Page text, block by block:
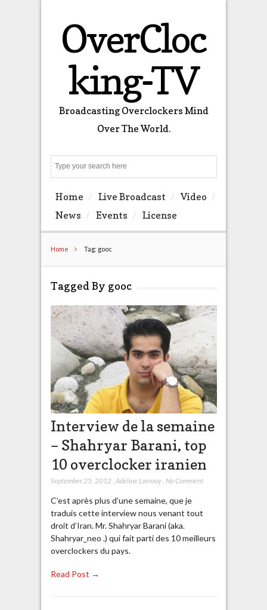
OverCloc
king-TV
Broadcasting Overclockers Mind
Over The World.
Home Live Broadcast
Video
News
Events License
Home Tag: gooc
Tagged By gooc
Interview de la semaine
– Shahryar Barani, top
10 overclocker iranien
September 25, 2012, Adeline Larrouy, No Comment
C’est après plus d’une semaine, que je
traduis cette interview nous venant tout
droit d’Iran. Mr. Shahryar Barani (aka.
Shahryar_neo .) qui fait parti des 10 meilleurs
overclockers du pays.
Read Post →